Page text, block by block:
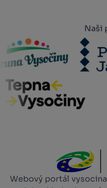
Naši
Webový portál